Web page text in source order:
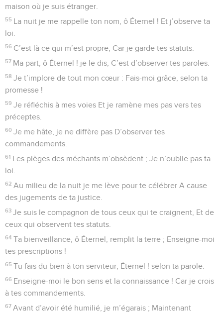
maison où je suis étranger.
55 La nuit je me rappelle ton nom, ô Éternel ! Et j’observe ta
loi.
56 C’est là ce qui m’est propre, Car je garde tes statuts.
57 Ma part, ô Éternel ! je le dis, C’est d’observer tes paroles.
58 Je t’implore de tout mon cœur : Fais-moi grâce, selon ta
promesse !
59 Je réfléchis à mes voies Et je ramène mes pas vers tes
préceptes.
60 Je me hâte, je ne diffère pas D’observer tes
commandements.
61 Les pièges des méchants m’obsèdent ; Je n’oublie pas ta
loi.
62 Au milieu de la nuit je me lève pour te célébrer A cause
des jugements de ta justice.
63 Je suis le compagnon de tous ceux qui te craignent, Et de
ceux qui observent tes statuts.
64 Ta bienveillance, ô Éternel, remplit la terre ; Enseigne-moi
tes prescriptions !
65 Tu fais du bien à ton serviteur, Éternel ! selon ta parole.
66 Enseigne-moi le bon sens et la connaissance ! Car je crois
à tes commandements.
67 Avant d’avoir été humilié, je m’égarais ; Maintenant